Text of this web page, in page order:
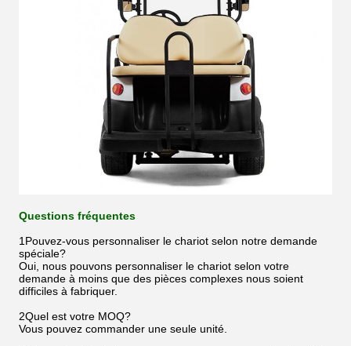
Questions fréquentes
1Pouvez-vous personnaliser le chariot selon notre demande
spéciale?
Oui, nous pouvons personnaliser le chariot selon votre
demande à moins que des pièces complexes nous soient
difficiles à fabriquer.
2Quel est votre MOQ?
Vous pouvez commander une seule unité.